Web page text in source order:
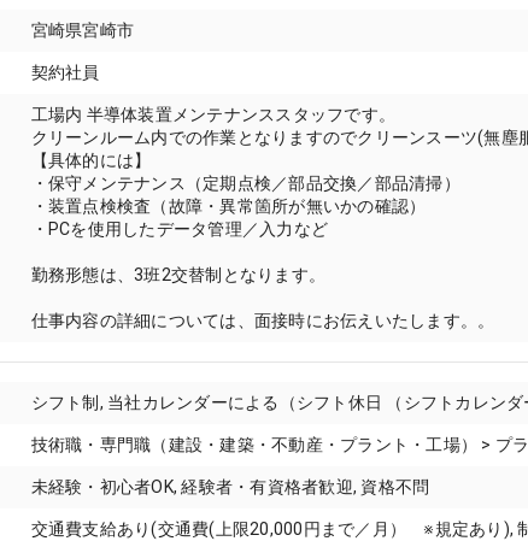
宮崎県宮崎市
契約社員
工場内 半導体装置メンテナンススタッフです。
クリーンルーム内での作業となりますのでクリーンスーツ(無塵
【具体的には】
・保守メンテナンス（定期点検／部品交換／部品清掃）
・装置点検検査（故障・異常箇所が無いかの確認）
・PCを使用したデータ管理／入力など
勤務形態は、3班2交替制となります。
仕事内容の詳細については、面接時にお伝えいたします。。
シフト制, 当社カレンダーによる（シフト休日 （シフトカレ
技術職・専門職（建設・建築・不動産・プラント・工場） > プ
未経験・初心者OK, 経験者・有資格者歓迎, 資格不問
交通費支給あり(交通費(上限20,000円まで／月） ※規定あり),